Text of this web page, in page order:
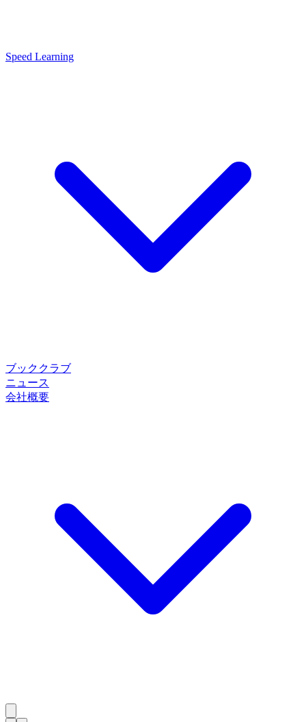
Speed Learning
ブッククラブ
ニュース
会社概要